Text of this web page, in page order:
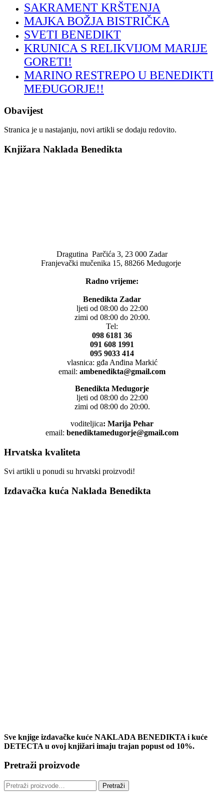
SAKRAMENT KRŠTENJA
MAJKA BOŽJA BISTRIČKA
SVETI BENEDIKT
KRUNICA S RELIKVIJOM MARIJE
GORETI!
MARINO RESTREPO U BENEDIKTI
MEĐUGORJE!!
Obavijest
Stranica je u nastajanju, novi artikli se dodaju redovito.
Knjižara Naklada Benedikta
Dragutina Parčića 3, 23 000 Zadar
Franjevački mučenika 15, 88266 Medugorje
Radno vrijeme:
Benedikta Zadar
ljeti od 08:00 do 22:00
zimi od 08:00 do 20:00.
Tel:
098 6181 36
091 608 1991
095 9033 414
vlasnica: gđa Anđina Markić
email: ambenedikta@gmail.com
Benedikta Medugorje
ljeti od 08:00 do 22:00
zimi od 08:00 do 20:00.
voditeljica: Marija Pehar
email: benediktamedugorje@gmail.com
Hrvatska kvaliteta
Svi artikli u ponudi su hrvatski proizvodi!
Izdavačka kuća Naklada Benedikta
Sve knjige izdavačke kuće NAKLADA BENEDIKTA i kuće
DETECTA u ovoj knjižari imaju trajan popust od 10%.
Pretraži proizvode
Pretraži: Pretraži